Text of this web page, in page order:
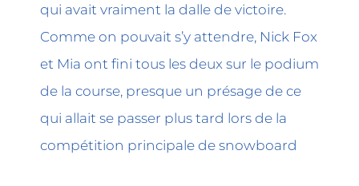
qui avait vraiment la dalle de victoire.
Comme on pouvait s’y attendre, Nick Fox
et Mia ont fini tous les deux sur le podium
de la course, presque un présage de ce
qui allait se passer plus tard lors de la
compétition principale de snowboard